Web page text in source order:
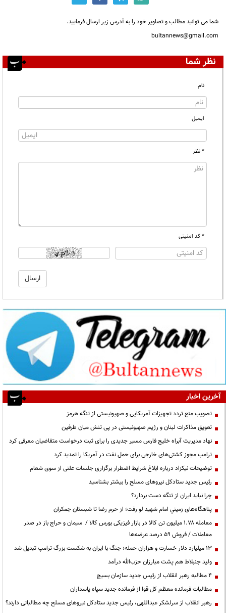
شما می توانید مطالب و تصاویر خود را به آدرس زیر ارسال فرمایید.
bultannews@gmail.com
نظر شما
نام
ایمیل
* نظر
* کد امنیتی
آخرین اخبار
تصویب منع تردد تجهیزات آمریکایی و صهیونیستی از تنگه هرمز
تعویق مذاکرات لبنان و رژیم صهیونیستی در پی تنش میان طرفین
نهاد مدیریت آبراه خلیج فارس مسیر جدیدی را برای ثبت درخواست متقاضیان معرفی کرد
ترامپ مجوز کشتی‌های خارجی برای حمل نفت در آمریکا را تمدید کرد
توضیحات نیکزاد درباره ابلاغ شرایط اضطرار برگزاری جلسات علنی از سوی شعام
رئیس جدید ستادکل نیروهای مسلح را بیشتر بشناسید
چرا نباید ایران از تنگه دست بردارد؟
پناهگاه‌های زمینیِ امام شهید لو رفت؛ از حرم رضا تا شبستان جمکران
معامله ۱.۷۸ میلیون تن کالا در بازار فیزیکی بورس کالا / سیمان و حراج باز در صدر
معاملات / فروش ۵۹ درصد عرضه‌ها
۱۳ میلیارد دلار خسارت و هزاران حمله؛ جنگ با ایران به شکست بزرگ ترامپ تبدیل شد
ولید جنبلاط هم پشت مبارزان حزب‌الله درآمد
۴ مطالبه رهبر انقلاب از رئیس جدید سازمان بسیج
مطالبات فرمانده معظم کل قوا از فرمانده جدید سپاه پاسداران
رهبر انقلاب از سرلشکر عبداللهی، رئیس جدید ستادکل نیروهای مسلح چه مطالباتی دارند؟